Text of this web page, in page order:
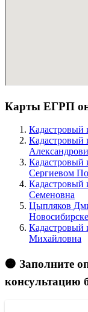
Карты ЕГРП
Кадастровый
Кадастровый
Кадастровый
Сергиевом
Кадастровый
Семеновна
Цыпляков
Михайловна
🟠 Заполните
консультацию